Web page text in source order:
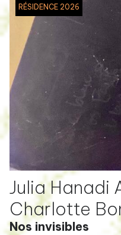
RÉSIDENCE 2026
Julia Hanadi
Charlotte
Nos invisibles